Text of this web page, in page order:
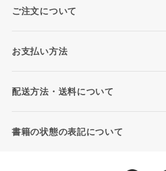
ご注文について
お支払い方法
配送方法・送料について
書籍の状態の表記について